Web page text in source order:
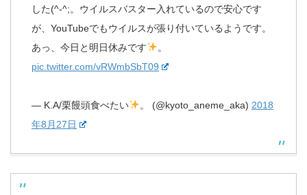
した(^-^;。ウイルスバスター入れているので安心です
が、YouTubeでもウイルスが張り付いているようです。
あっ、今日と明日休みです
。
pic.twitter.com/vRWmbSbT09
— K.A/栗饅頭食べたい 。 (@kyoto_aneme_aka) 2018
年8月27日